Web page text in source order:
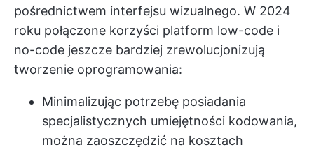
pośrednictwem interfejsu wizualnego. W 2024
roku połączone korzyści platform low-code i
no-code jeszcze bardziej zrewolucjonizują
tworzenie oprogramowania:
Minimalizując potrzebę posiadania
specjalistycznych umiejętności kodowania,
można zaoszczędzić na kosztach